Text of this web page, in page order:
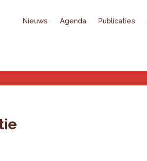
Nieuws Agenda Publicaties